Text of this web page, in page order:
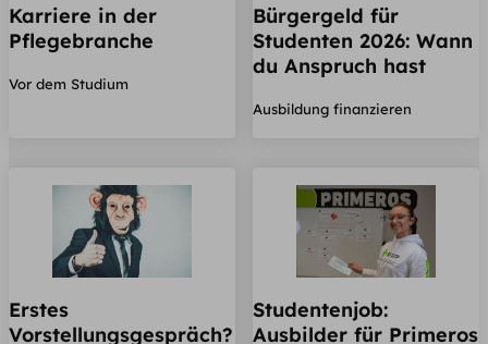
Karriere in der
Pflegebranche
Vor dem Studium
Bürgergeld für
Studenten 2026: Wann
du Anspruch hast
Ausbildung finanzieren
Erstes
Vorstellungsgespräch?
Studentenjob:
Ausbilder für Primeros